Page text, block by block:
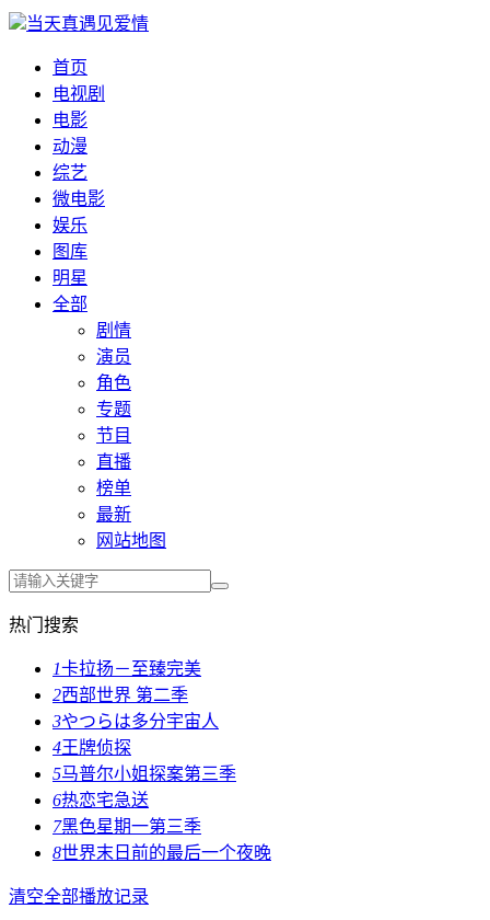
当天真遇见爱情
首页
电视剧
电影
动漫
综艺
微电影
娱乐
图库
明星
全部
剧情
演员
角色
专题
节目
直播
榜单
最新
网站地图
热门搜索
1卡拉扬－至臻完美
2西部世界 第二季
3やつらは多分宇宙人
4王牌侦探
5马普尔小姐探案第三季
6热恋宅急送
7黑色星期一第三季
8世界末日前的最后一个夜晚
清空全部播放记录